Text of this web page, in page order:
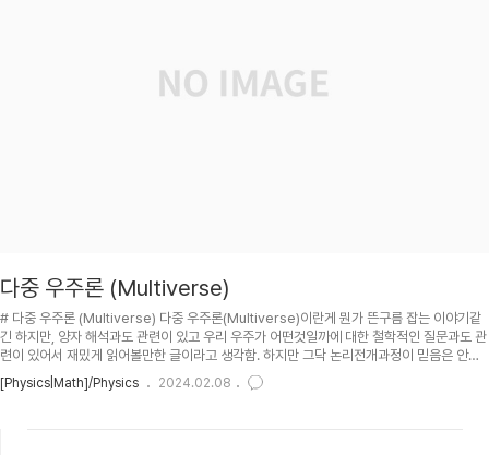
다중 우주론 (Multiverse)
# 다중 우주론 (Multiverse) 다중 우주론(Multiverse)이란게 뭔가 뜬구름 잡는 이야기같
긴 하지만, 양자 해석과도 관련이 있고 우리 우주가 어떤것일까에 대한 철학적인 질문과도 관
련이 있어서 재밌게 읽어볼만한 글이라고 생각함. 하지만 그닥 논리전개과정이 믿음은 안가
고 실험적인 증명방법도 딱히 없을지도 몰라서 너무 안빠지는게 좋긴한듯. 대충 이런식으로
도 해석하고 생각할 수 있구나 정도만 인식하자. ## TOC ## 네이버캐스트 (Navercast)
[Physics|Math]/Physics 2024.02.08